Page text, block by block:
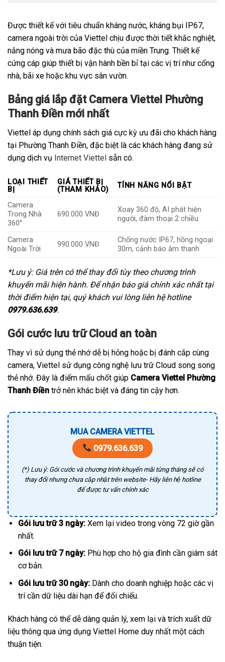
Được thiết kế với tiêu chuẩn kháng nước, kháng bụi IP67,
camera ngoài trời của Viettel chịu được thời tiết khắc nghiệt,
nắng nóng và mưa bão đặc thù của miền Trung. Thiết kế
cứng cáp giúp thiết bị vận hành bền bỉ tại các vị trí như cổng
nhà, bãi xe hoặc khu vực sân vườn.
Bảng giá lắp đặt Camera Viettel Phường
Thanh Điền mới nhất
Viettel áp dụng chính sách giá cực kỳ ưu đãi cho khách hàng
tại Phường Thanh Điền, đặc biệt là các khách hàng đang sử
dụng dịch vụ Internet Viettel sẵn có.
LOẠI THIẾT
BỊ
GIÁ THIẾT BỊ
(THAM KHẢO)
TÍNH NĂNG NỔI BẬT
Camera
Trong Nhà
360°
690.000 VNĐ
Xoay 360 độ, AI phát hiện
người, đàm thoại 2 chiều
Camera
Ngoài Trời
990.000 VNĐ
Chống nước IP67, hồng ngoại
30m, cảnh báo âm thanh
*Lưu ý: Giá trên có thể thay đổi tùy theo chương trình
khuyến mãi hiện hành. Để nhận báo giá chính xác nhất tại
thời điểm hiện tại, quý khách vui lòng liên hệ hotline
0979.636.639.
Gói cước lưu trữ Cloud an toàn
Thay vì sử dụng thẻ nhớ dễ bị hỏng hoặc bị đánh cắp cùng
camera, Viettel sử dụng công nghệ lưu trữ Cloud song song
thẻ nhớ. Đây là điểm mấu chốt giúp Camera Viettel Phường
Thanh Điền trở nên khác biệt và đáng tin cậy hơn.
MUA CAMERA VIETTEL
0979.636.639
(*) Lưu ý: Gói cước và chương trình khuyến mãi từng tháng sẽ có
thay đổi nhưng chưa cập nhật trên website- Hãy liên hệ hotline
để được tư vấn chính xác
Gói lưu trữ 3 ngày:Xem lại video trong vòng 72 giờ gần
nhất.
Gói lưu trữ 7 ngày:Phù hợp cho hộ gia đình cần giám sát
cơ bản.
Gói lưu trữ 30 ngày:Dành cho doanh nghiệp hoặc các vị
trí cần dữ liệu dài hạn để đối chiếu.
Khách hàng có thể dễ dàng quản lý, xem lại và trích xuất dữ
liệu thông qua ứng dụng Viettel Home duy nhất một cách
thuận tiện.